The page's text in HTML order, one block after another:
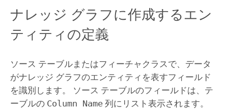
ナレッジ グラフに作成するエン
ティティの定義
ソース テーブルまたはフィーチャクラスで、データ
がナレッジ グラフのエンティティを表すフィールド
を識別します。 ソース テーブルのフィールドは、テ
ーブルの Column Name列にリスト表示されます。